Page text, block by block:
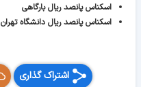
اسکناس پانصد ریال بارگاهی
اسکناس پانصد ریال دانشگاه تهران
اشتراک گذاری